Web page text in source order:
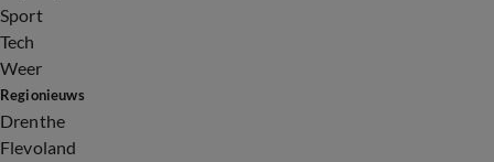
Sport
Tech
Weer
Regionieuws
Drenthe
Flevoland